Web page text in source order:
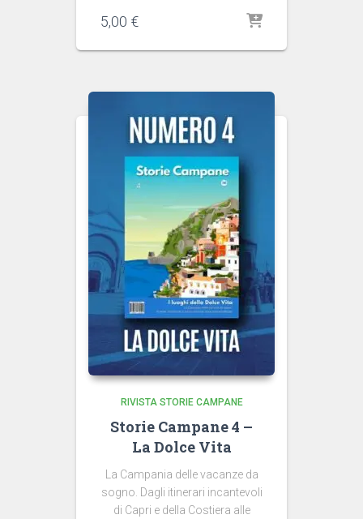
5,00 €
RIVISTA STORIE CAMPANE
Storie Campane 4 –
La Dolce Vita
La Campania delle vacanze da
sogno. Dagli itinerari incantevoli
di Capri e della Costiera alle